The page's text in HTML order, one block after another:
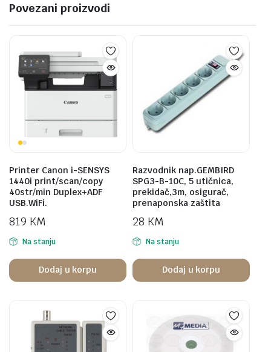
Povezani proizvodi
Printer Canon i-SENSYS
1440i print/scan/copy
40str/min Duplex+ADF
USB.WiFi.
819 KM
Na stanju
Dodaj u korpu
Razvodnik nap.GEMBIRD
SPG3-B-10C, 5 utičnica,
prekidač,3m, osigurač,
prenaponska zaštita
28 KM
Na stanju
Dodaj u korpu